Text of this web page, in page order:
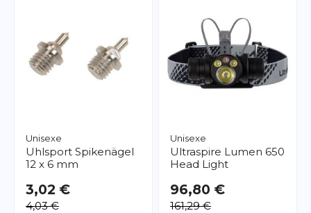
Unisexe
Uhlsport Spikenägel
12 x 6 mm
3,02 €
4,03 €
Unisexe
Ultraspire Lumen 650
Head Light
96,80 €
161,29 €